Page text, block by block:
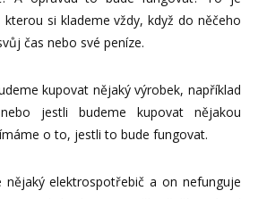
si klademe vždy, když do něčeho
čas nebo své peníze.
kupovat nějaký výrobek, například
jestli budeme kupovat nějakou
o to, jestli to bude fungovat.
nějaký elektrospotřebič a on nefunguje